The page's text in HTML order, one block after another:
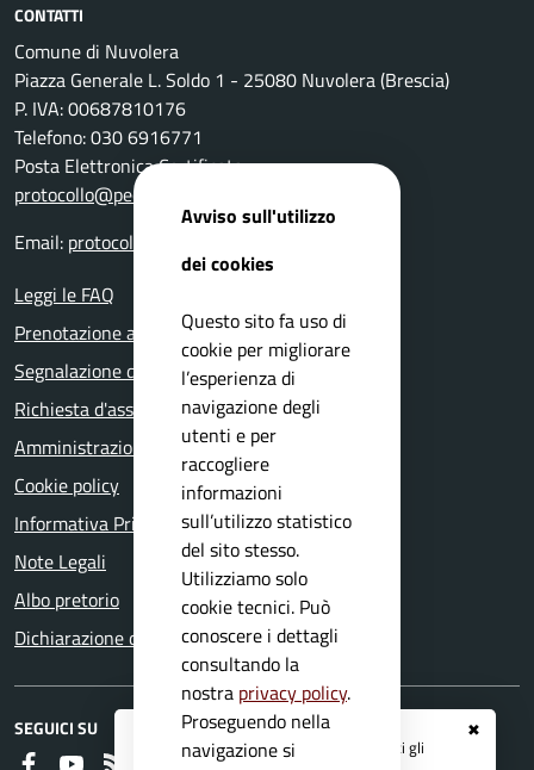
✖
Registrati ai serviziAPP IO
e ricevi tutti gli
CONTATTI
Comune di Nuvolera
Piazza Generale L. Soldo 1 - 25080 Nuvolera (Brescia)
P. IVA: 00687810176
Telefono: 030 6916771
Posta Elettronica Certificata:
protocollo@pec.comune.nuvolera.bs.it
Email: protocollo@comune.nuvolera.bs.it
Leggi le FAQ
Prenotazione appuntamento
Segnalazione disservizio
Richiesta d'assistenza
Amministrazione trasparente
Cookie policy
Informativa Privacy
Note Legali
Albo pretorio
Dichiarazione di accessibilità
SEGUICI SU
FaceboookYoutube
Avviso sull'utilizzo
dei cookies
Questo sito fa uso di
cookie per migliorare
l’esperienza di
navigazione degli
utenti e per
raccogliere
informazioni
sull’utilizzo statistico
del sito stesso.
Utilizziamo solo
cookie tecnici. Può
conoscere i dettagli
consultando la
nostra privacy policy.
Proseguendo nella
navigazione si